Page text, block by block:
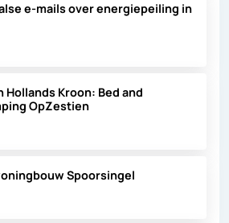
e-mails over energiepeiling in
Hollands Kroon: Bed and
OpZestien
Spoorsingel